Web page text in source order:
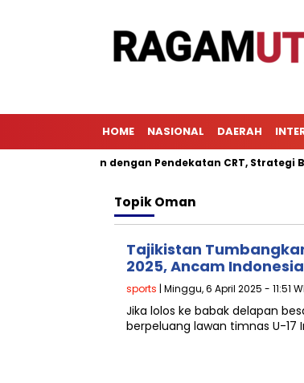
HOME NASIONAL DAERAH
Pembelajaran dengan Pendekatan CRT, Strategi
TopikOman
Tajikistan
2025, Ancam
sports | Minggu, 6 April 2025 - 11:51
Jika lolos ke babak delapan
berpeluang lawan timnas U-17